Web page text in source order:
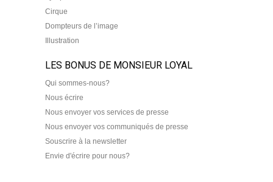
Cirque
Dompteurs de l’image
Illustration
LES BONUS DE MONSIEUR LOYAL
Qui sommes-nous?
Nous écrire
Nous envoyer vos services de presse
Nous envoyer vos communiqués de presse
Souscrire à la newsletter
Envie d'écrire pour nous?